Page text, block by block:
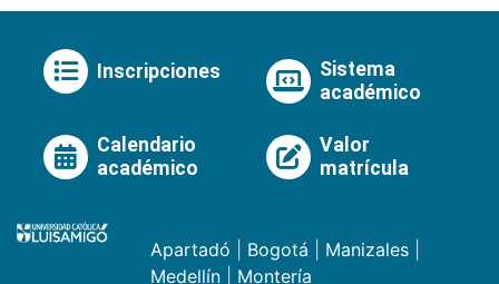
Inscripciones
Sistema
académico
Calendario
académico
Valor
matrícula
Apartadó Bogotá Manizales
Medellín
Montería